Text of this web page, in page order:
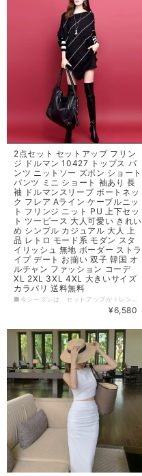
2点セット セットアップ フリン
ジ ドルマン 10427 トップス パ
ンツ ニットソー ズボン ショート
パンツ ミニ ショート 袖あり 長
袖 ドルマンスリーブ ボートネッ
ク フレア Aライン ケーブルニッ
ト フリンジ ニット PU 上下セッ
ト ツーピース 大人可愛い きれい
め シンプル カジュアル 大人 上
品 レトロ モード系 モダン スタ
イリッシュ 無地 ボーダー ストラ
イプ デート お揃い 双子 韓国 オ
ルチャン ファッション コーデ
XL 2XL 3XL 4XL 大きいサイズ
カラバリ 送料無料
¥6,580